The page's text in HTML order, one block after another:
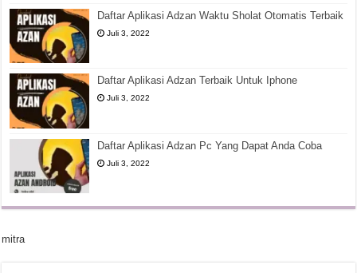
Daftar Aplikasi Adzan Waktu Sholat Otomatis Terbaik
Juli 3, 2022
Daftar Aplikasi Adzan Terbaik Untuk Iphone
Juli 3, 2022
Daftar Aplikasi Adzan Pc Yang Dapat Anda Coba
Juli 3, 2022
mitra